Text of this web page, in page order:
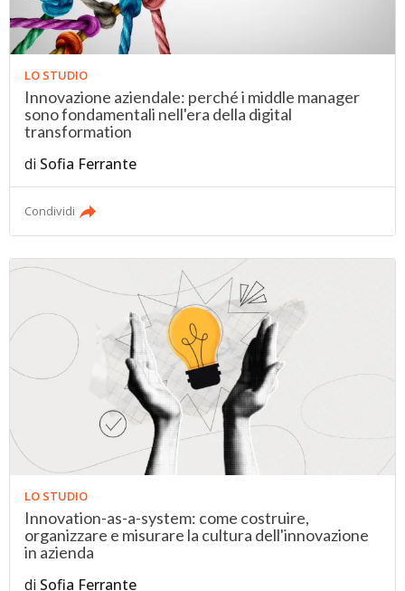
LO STUDIO
Innovazione aziendale: perché i middle manager
sono fondamentali nell'era della digital
transformation
di Sofia Ferrante
Condividi
LO STUDIO
Innovation-as-a-system: come costruire,
organizzare e misurare la cultura dell'innovazione
in azienda
di Sofia Ferrante